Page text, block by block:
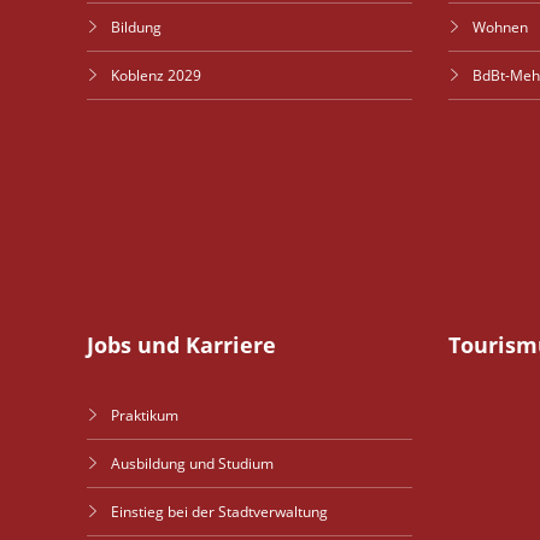
Bildung
Koblenz 2029
Wohnen
BdBt-
Jobs und Karriere
Praktikum
Ausbildung und Studium
Einstieg bei der Stadtverwaltung